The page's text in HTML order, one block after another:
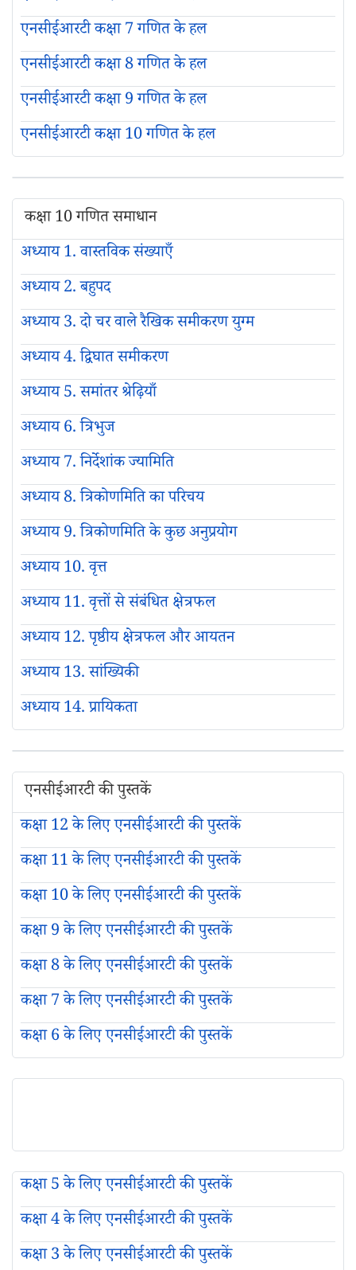
एनसीईआरटी कक्षा 7 गणित के हल
एनसीईआरटी कक्षा 8 गणित के हल
एनसीईआरटी कक्षा 9 गणित के हल
एनसीईआरटी कक्षा 10 गणित के हल
कक्षा 10 गणित समाधान
अध्याय 1. वास्तविक संख्याएँ
अध्याय 2. बहुपद
अध्याय 3. दो चर वाले रैखिक समीकरण युग्म
अध्याय 4. द्विघात समीकरण
अध्याय 5. समांतर श्रेढ़ियाँ
अध्याय 6. त्रिभुज
अध्याय 7. निर्देशांक ज्यामिति
अध्याय 8. त्रिकोणमिति का परिचय
अध्याय 9. त्रिकोणमिति के कुछ अनुप्रयोग
अध्याय 10. वृत्त
अध्याय 11. वृत्तों से संबंधित क्षेत्रफल
अध्याय 12. पृष्ठीय क्षेत्रफल और आयतन
अध्याय 13. सांख्यिकी
अध्याय 14. प्रायिकता
एनसीईआरटी की पुस्तकें
कक्षा 12 के लिए एनसीईआरटी की पुस्तकें
कक्षा 11 के लिए एनसीईआरटी की पुस्तकें
कक्षा 10 के लिए एनसीईआरटी की पुस्तकें
कक्षा 9 के लिए एनसीईआरटी की पुस्तकें
कक्षा 8 के लिए एनसीईआरटी की पुस्तकें
कक्षा 7 के लिए एनसीईआरटी की पुस्तकें
कक्षा 6 के लिए एनसीईआरटी की पुस्तकें
कक्षा 5 के लिए एनसीईआरटी की पुस्तकें
कक्षा 4 के लिए एनसीईआरटी की पुस्तकें
कक्षा 3 के लिए एनसीईआरटी की पुस्तकें